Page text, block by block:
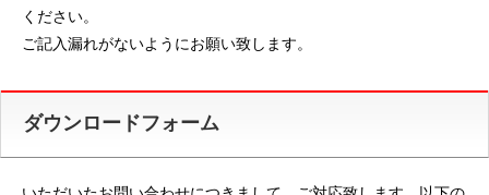
ください。
ご記入漏れがないようにお願い致します。
ダウンロードフォーム